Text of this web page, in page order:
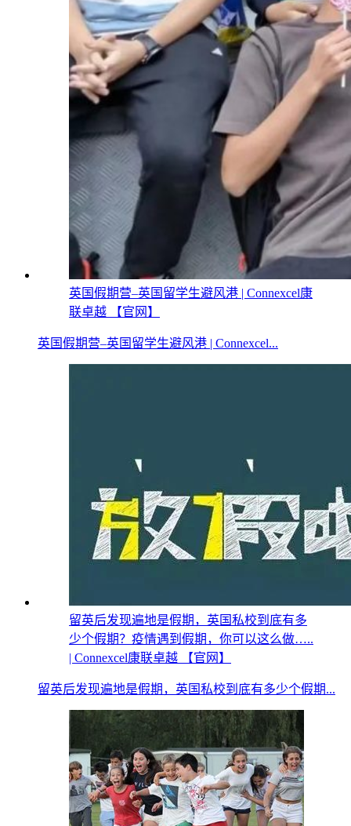
英国假期营–英国留学生避风港 | Connexcel康
联卓越 【官网】
英国假期营–英国留学生避风港 | Connexcel...
留英后发现遍地是假期，英国私校到底有多
少个假期？疫情遇到假期，你可以这么做…..
| Connexcel康联卓越 【官网】
留英后发现遍地是假期，英国私校到底有多少个假期...